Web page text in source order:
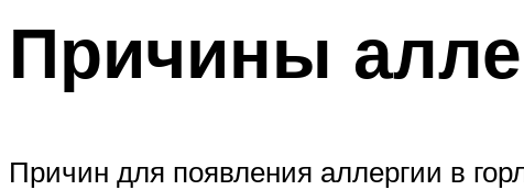
Причины
Причин для появления аллергии в